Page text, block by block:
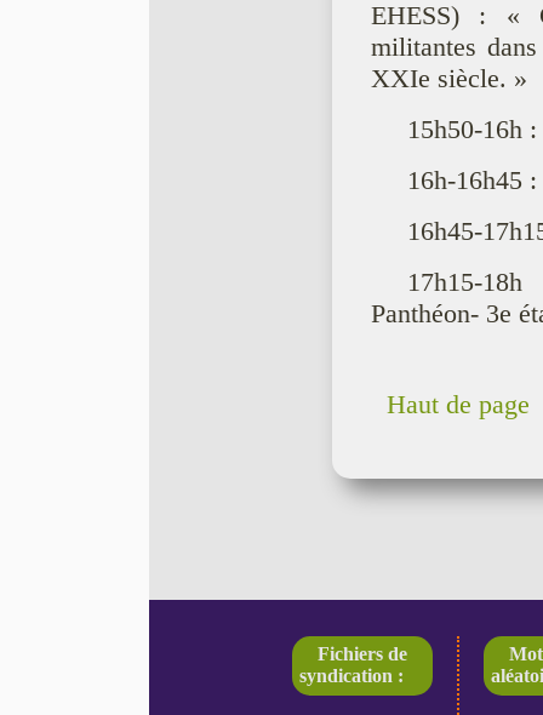
EHESS) : «
militantes
XXIe siècle. »
15h50-16h :
16h-16h45
16h45-
17h15-
Panthéon- 3e
Haut de page
Fichiers de
syndication :